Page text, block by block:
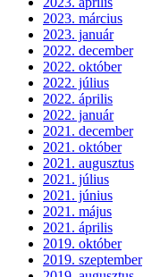
2023. március
2023. január
2022. december
2022. október
2022. július
2022. április
2022. január
2021. december
2021. október
2021. augusztus
2021. július
2021. június
2021. május
2021. április
2019. október
2019. szeptember